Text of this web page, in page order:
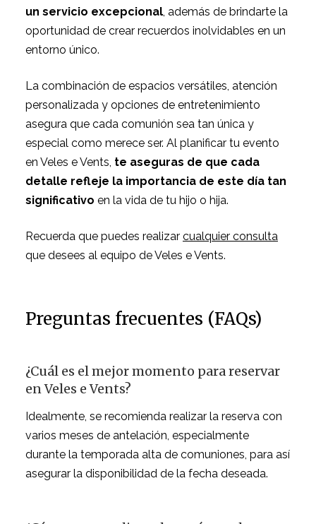
un servicio excepcional , además de brindarte la
oportunidad de crear recuerdos inolvidables en un
entorno único.
La combinación de espacios versátiles, atención
personalizada y opciones de entretenimiento
asegura que cada comunión sea tan única y
especial como merece ser. Al planificar tu evento
en Veles e Vents, te aseguras de que cada
detalle refleje la importancia de este día tan
significativo en la vida de tu hijo o hija.
Recuerda que puedes realizar cualquier consulta
que desees al equipo de Veles e Vents.
Preguntas frecuentes (FAQs)
¿Cuál es el mejor momento para reservar
en Veles e Vents?
Idealmente, se recomienda realizar la reserva con
varios meses de antelación, especialmente
durante la temporada alta de comuniones, para así
asegurar la disponibilidad de la fecha deseada.